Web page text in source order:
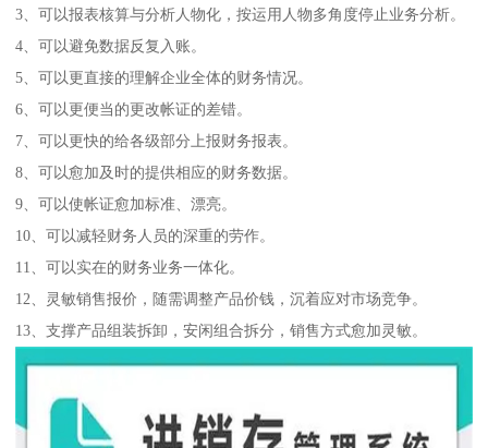
3、可以报表核算与分析人物化，按运用人物多角度停止业务分析。
4、可以避免数据反复入账。
5、可以更直接的理解企业全体的财务情况。
6、可以更便当的更改帐证的差错。
7、可以更快的给各级部分上报财务报表。
8、可以愈加及时的提供相应的财务数据。
9、可以使帐证愈加标准、漂亮。
10、可以减轻财务人员的深重的劳作。
11、可以实在的财务业务一体化。
12、灵敏销售报价，随需调整产品价钱，沉着应对市场竞争。
13、支撑产品组装拆卸，安闲组合拆分，销售方式愈加灵敏。